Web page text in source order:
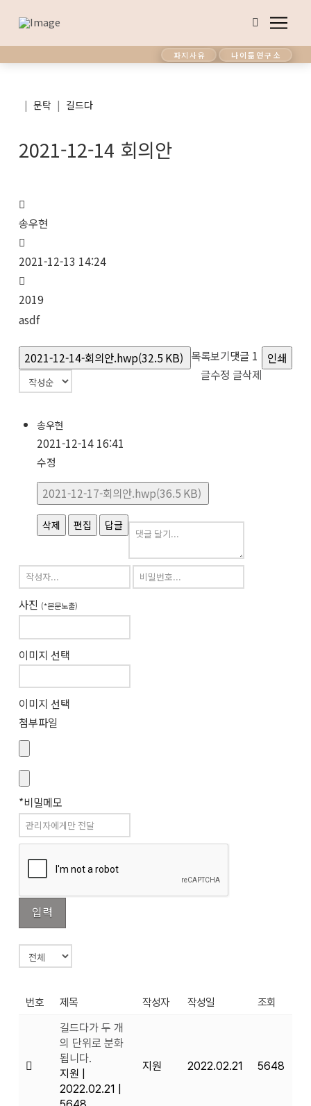
파지사유 나이듦연구소
| 문탁 | 길드다
2021-12-14 회의안
송우현
2021-12-13 14:24
2019
asdf
2021-12-14-회의안.hwp(32.5 KB) 인쇄
목록보기
글수정 글삭제
댓글 1
송우현
2021-12-14 16:41
수정
2021-12-17-회의안.hwp(36.5 KB)
삭제 편집 답글
사진 (*본문노출)
이미지 선택
이미지 선택
첨부파일
*비밀메모
번호 제목 작성자 작성일
조회
길드다가 두 개
의 단위로 분화
됩니다.
지원
2022.02.21
지원 2022.02.21 5648